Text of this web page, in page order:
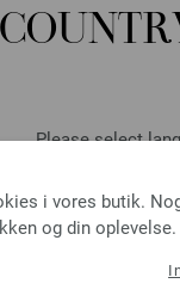
Please select
SHIPPING TO
i vores butik.
og din oplevelse.